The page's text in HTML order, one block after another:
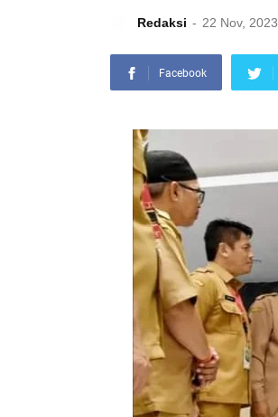
Redaksi 22 Nov, 2023
Facebook